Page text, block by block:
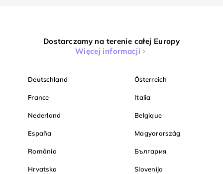
Dostarczamy na terenie całej Europy
Więcej informacji
Deutschland Österreich
France Italia
Nederland Belgique
España Magyarország
România България
Hrvatska Slovenija